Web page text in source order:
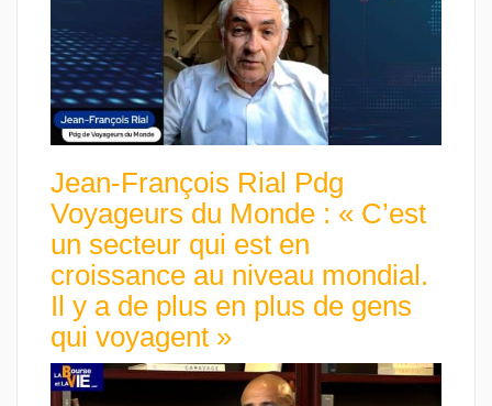
Jean-François Rial Pdg
Voyageurs du Monde : « C’est
un secteur qui est en
croissance au niveau mondial.
Il y a de plus en plus de gens
qui voyagent »